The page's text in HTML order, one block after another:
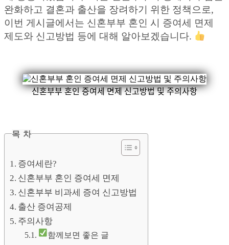
완화하고 결혼과 출산을 장려하기 위한 정책으로,
이번 게시글에서는 신혼부부 혼인 시 증여세 면제
제도와 신고방법 등에 대해 알아보겠습니다.
신혼부부 혼인 증여세 면제 신고방법 및 주의사항
목 차
증여세란?
신혼부부 혼인 증여세 면제
신혼부부 비과세 증여 신고방법
출산 증여공제
주의사항
함께보면 좋은 글